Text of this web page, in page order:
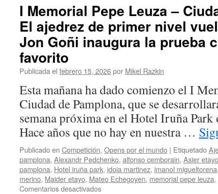
mejor
sub14
y
galardón
a
mejor
I Memorial Pepe Leuza –
El ajedrez de primer nivel
Jon Goñi inaugura la prueba
favorito
Publicada el febrero 15, 2026por Mikel Razkin
Esta mañana ha dado comienzo el I
Ciudad de Pamplona, que se
semana próxima en el Hotel Iruña Park
Hace años que no hay en nuestra …
Publicado en Competición, Opens por el mundo | Etiquetado
pamplona, Alexandr Pedchenko, alfonso cemborain, Asier etayo
pamplona, Hotel iruña park, idoia martinez, imanol migueltorena
merino, Maider etayo, Mateo Echegoyen, memorial pepe leuza,
Comentarios desactivadosen